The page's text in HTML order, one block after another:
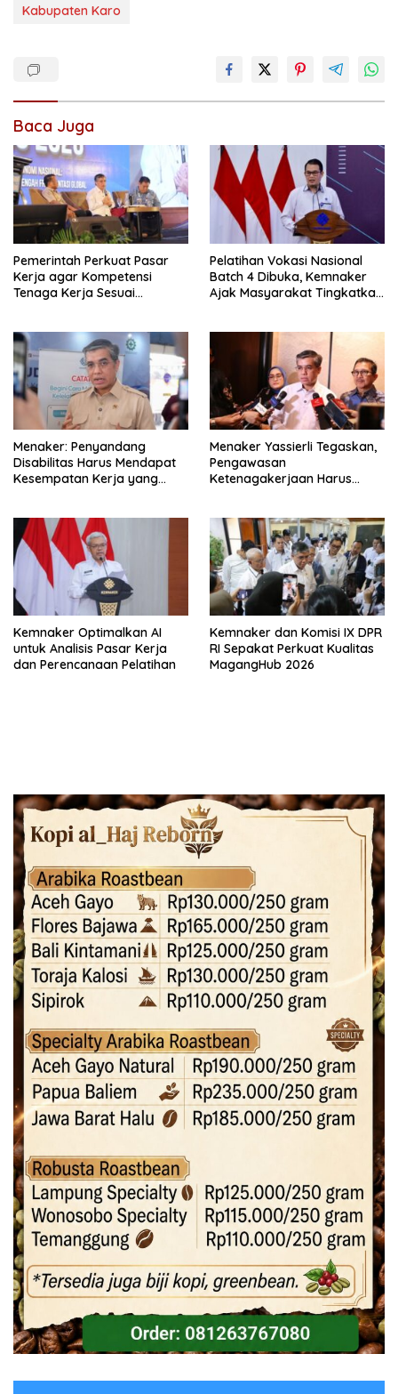
Kabupaten Karo
Baca Juga
Pemerintah Perkuat Pasar
Kerja agar Kompetensi
Tenaga Kerja Sesuai
Pelatihan Vokasi Nasional
Batch 4 Dibuka, Kemnaker
Ajak Masyarakat Tingkatkan
Menaker: Penyandang
Disabilitas Harus Mendapat
Kesempatan Kerja yang
Menaker Yassierli Tegaskan,
Pengawasan
Ketenagakerjaan Harus
Kemnaker Optimalkan AI
untuk Analisis Pasar Kerja
dan Perencanaan Pelatihan
Kemnaker dan Komisi IX DPR
RI Sepakat Perkuat Kualitas
MagangHub 2026